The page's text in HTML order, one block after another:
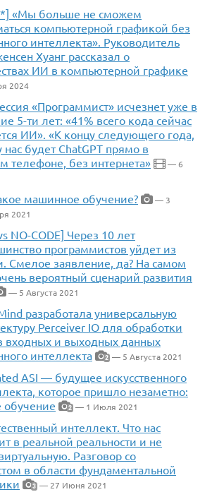
«Мы больше не сможем
компьютерной графикой без
интеллекта». Руководитель
Хуанг рассказал о
ИИ в компьютерной графике
2024
«Программист» исчезнет уже в
5-ти лет: «41% всего кода сейчас
ИИ». «К концу следующего года,
будет ChatGPT прямо в
телефоне, без интернета»
— 6
машинное обучение?
— 3
2021
NO-CODE] Через 10 лет
программистов уйдет из
Смелое заявление, да? На самом
вероятный сценарий развития
— 5 Августа 2021
разработала универсальную
Perceiver IO для обработки
входных и выходных данных
интеллекта
2 — 5 Августа 2021
ASI — будущее искусственного
которое пришло незаметно:
2 — 1 Июля 2021
интеллект. Что нас
в реальной реальности и не
Разговор со
в области фундаментальной
3 — 27 Июня 2021